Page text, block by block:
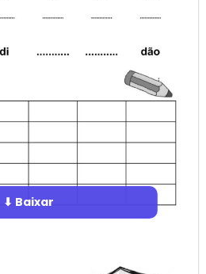
⬇ Baixar